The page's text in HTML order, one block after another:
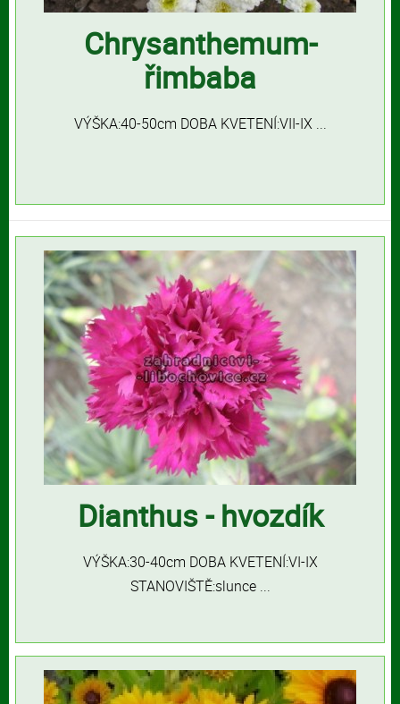
Chrysanthemum-
řimbaba
VÝŠKA:40-50cm DOBA KVETENÍ:VII-IX ...
Dianthus - hvozdík
VÝŠKA:30-40cm DOBA KVETENÍ:VI-IX
STANOVIŠTĚ:slunce ...